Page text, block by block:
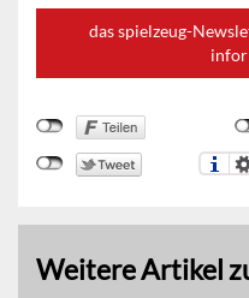
das spielzeug-
Weitere Artikel